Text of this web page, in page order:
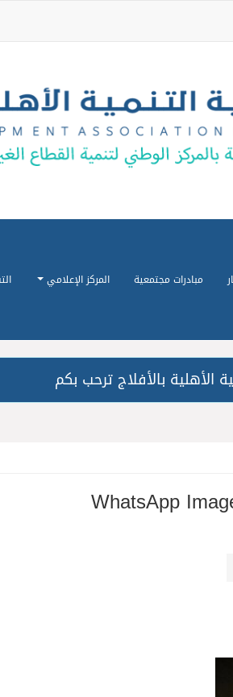
مبادرات مجتمعية المركز الإعلامي
الأهلية بالأفلاج ترحب بكم
WhatsApp